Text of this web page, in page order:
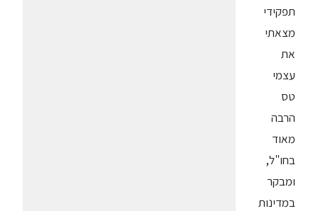
תפקידי
מצאתי
את
עצמי
טס
הרבה
מאוד
בחו"ל,
ומבקר
במדינות